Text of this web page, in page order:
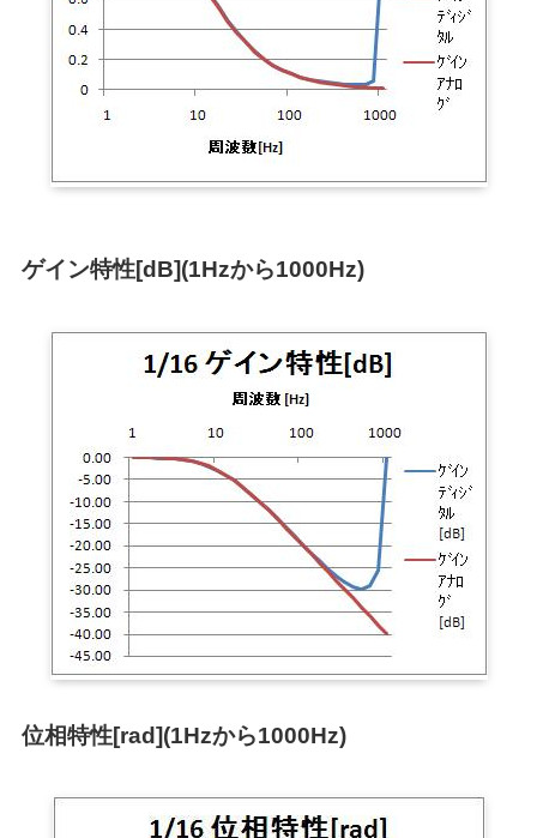
ゲイン特性[dB](1Hzから1000Hz)
位相特性[rad](1Hzから1000Hz)